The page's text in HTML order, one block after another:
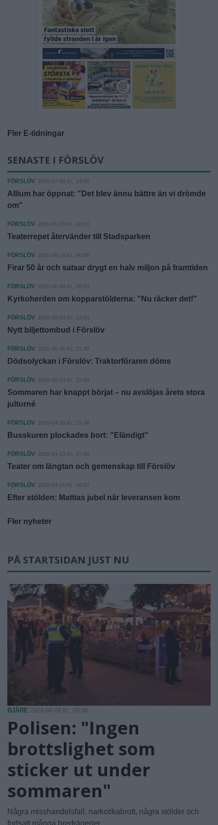
Fler E-tidningar
SENASTE I FÖRSLÖV
FÖRSLÖV 2026-07-09 KL. 14:00
Allium har öppnat: "Det blev ännu bättre än vi drömde
om"
FÖRSLÖV 2026-06-29 KL. 06:00
Teaterrepet återvänder till Stadsparken
FÖRSLÖV 2026-06-18 KL. 05:58
Firar 50 år och satsar drygt en halv miljon på framtiden
FÖRSLÖV 2026-06-08 KL. 06:00
Kyrkoherden om kopparstölderna: "Nu räcker det!"
FÖRSLÖV 2026-06-04 KL. 12:00
Nytt biljettombud i Förslöv
FÖRSLÖV 2026-05-26 KL. 21:30
Dödsolyckan i Förslöv: Traktorföraren döms
FÖRSLÖV 2026-05-14 KL. 15:00
Sommaren har knappt börjat – nu avslöjas årets stora
julturné
FÖRSLÖV 2026-04-28 KL. 15:34
Busskuren plockades bort: "Eländigt"
FÖRSLÖV 2026-04-23 KL. 07:00
Teater om längtan och gemenskap till Förslöv
FÖRSLÖV 2026-04-16 KL. 06:00
Efter stölden: Mattias jubel när leveransen kom
Fler nyheter
PÅ STARTSIDAN JUST NU
BJÄRE 2026-08-06 KL. 06:00
Polisen: "Ingen
brottslighet som
sticker ut under
sommaren"
Några misshandelsfall, narkotikabrott, några stölder och
fortsatt många bredrägerier.